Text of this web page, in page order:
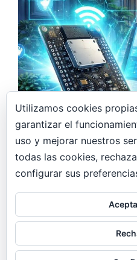
7
Monitor de CO₂
Assistant: controla
De regalo navideño
Navidades, mi
CO₂. Yo,
Utilizamos cookies
garantizar el
uso y mejorar nuestros
todas las cookies,
configurar sus